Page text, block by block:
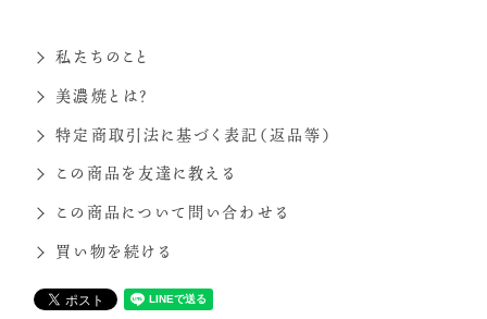
私たちのこと
美濃焼とは？
特定商取引法に基づく表記（返品等）
この商品を友達に教える
この商品について問い合わせる
買い物を続ける